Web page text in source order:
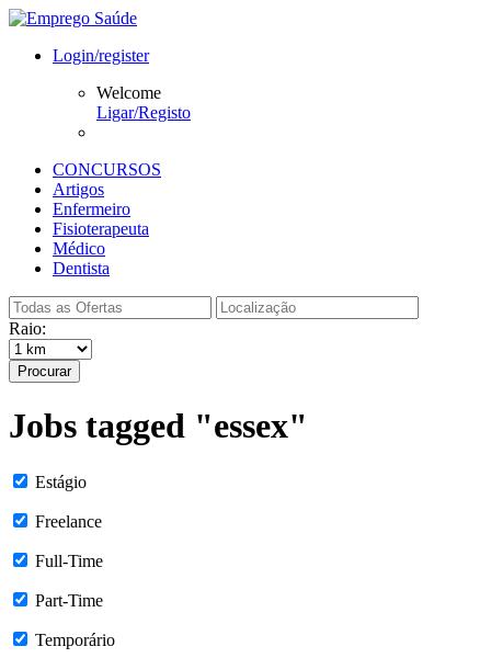
Login/register
Welcome
Ligar/Registo
CONCURSOS
Artigos
Enfermeiro
Fisioterapeuta
Médico
Dentista
Raio:
Procurar
Jobs tagged "essex"
Estágio
Freelance
Full-Time
Part-Time
Temporário